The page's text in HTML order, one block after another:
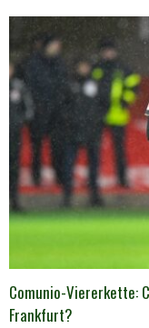
Comunio-Viererkette:
Frankfurt?